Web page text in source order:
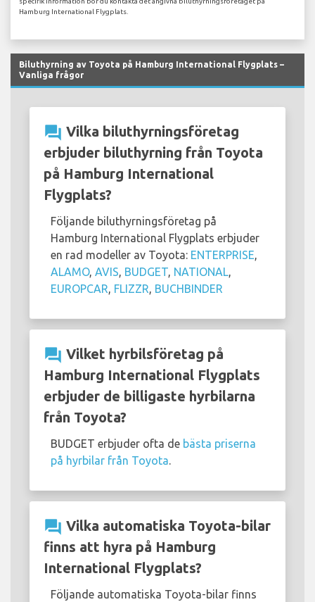
Hamburg International Flygplats.
Biluthyrning av Toyota på Hamburg International Flygplats –
Vanliga frågor
question_answer Vilka biluthyrningsföretag
erbjuder biluthyrning från Toyota
på Hamburg International
Flygplats?
Följande biluthyrningsföretag på
Hamburg International Flygplats erbjuder
en rad modeller av Toyota: ENTERPRISE,
ALAMO, AVIS, BUDGET, NATIONAL,
EUROPCAR, FLIZZR, BUCHBINDER
question_answer Vilket hyrbilsföretag på
Hamburg International Flygplats
erbjuder de billigaste hyrbilarna
från Toyota?
BUDGET erbjuder ofta de bästa priserna
på hyrbilar från Toyota.
question_answer Vilka automatiska Toyota-bilar
finns att hyra på Hamburg
International Flygplats?
Följande automatiska Toyota-bilar finns